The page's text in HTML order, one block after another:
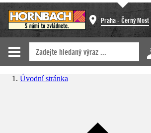
Praha - Černý Most
Úvodní stránka